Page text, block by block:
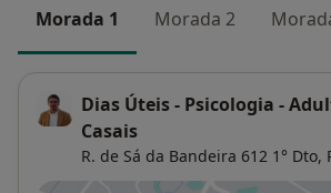
Morada 1 Morada 2
Dias Úteis - Psicologia -
Casais
R. de Sá da Bandeira 612 1° Dto,